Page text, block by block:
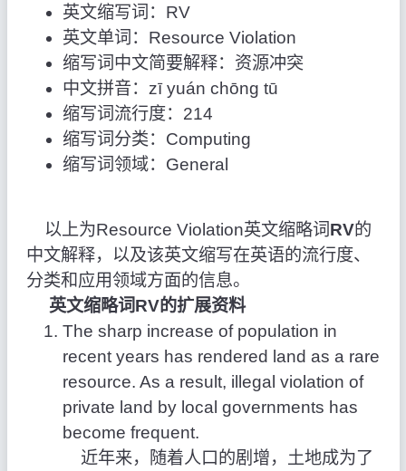
英文缩写词：RV
英文单词：Resource Violation
缩写词中文简要解释：资源冲突
中文拼音：zī yuán chōng tū
缩写词流行度：214
缩写词分类：Computing
缩写词领域：General
以上为Resource Violation英文缩略词 RV的
中文解释，以及该英文缩写在英语的流行度、
分类和应用领域方面的信息。
英文缩略词RV的扩展资料
The sharp increase of population in
recent years has rendered land as a rare
resource. As a result, illegal violation of
private land by local governments has
become frequent.
近年来，随着人口的剧增，土地成为了